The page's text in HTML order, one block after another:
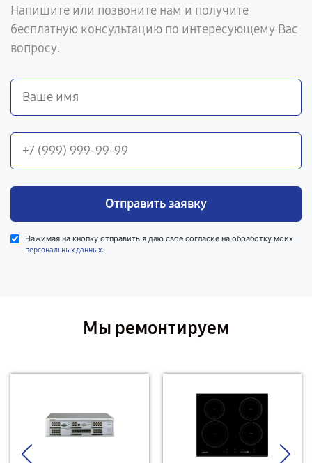
Напишите или позвоните нам и получите
бесплатную консультацию по интересующему Вас
вопросу.
Отправить заявку
Нажимая на кнопку отправить я даю свое согласие на обработку моих
персональных данных.
Мы ремонтируем